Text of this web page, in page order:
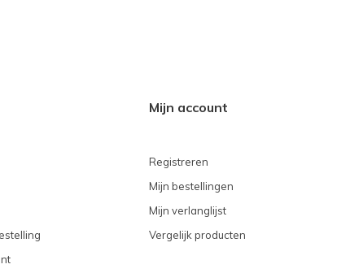
Mijn account
Registreren
Mijn bestellingen
Mijn verlanglijst
Vergelijk producten